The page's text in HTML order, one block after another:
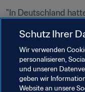
"In Deutschland
zum Tor erzielt. Er
Arsenals Kapitän
seinem
Sydney FC
Schutz Ihrer
Wir verwenden
personalisieren,
und unseren
geben wir
Website an unsere